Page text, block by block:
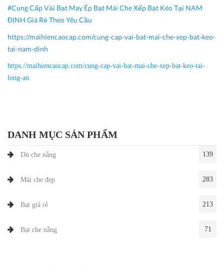
#Cung Cấp Vải Bạt May Ép Bạt Mái Che Xếp Bạt Kéo Tại NAM
ĐỊNH Giá Rẻ Theo Yêu Cầu
https://maihiencaocap.com/cung-cap-vai-bat-mai-che-xep-bat-keo-
tai-nam-dinh
https://maihiencaocap.com/cung-cap-vai-bat-mai-che-xep-bat-keo-tai-
long-an
DANH MỤC SẢN PHẨM
Dù che nắng 139
Mái che đẹp 283
Bạt giá rẻ 213
Bạt che nắng 71